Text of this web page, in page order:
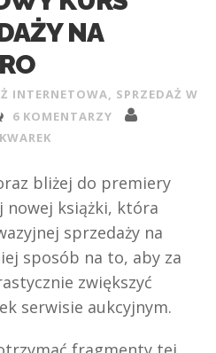
NA
INTERNETOWA, SPRZEDAŻ W
6 KOMENTARZY
bliżej do premiery
nowej książki, która
sprzedaży na
sposób na to, aby za
zwiększyć
serwisie aukcyjnym.